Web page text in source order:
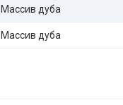
Массив дуба
Массив дуба